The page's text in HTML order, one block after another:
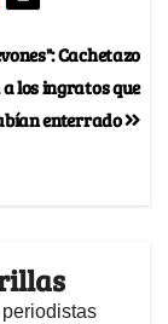
Cachetazo
los ingratos que
enterrado